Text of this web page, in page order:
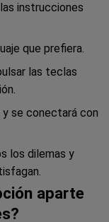
instrucciones
que prefiera.
las teclas
y se conectará con
los dilemas y
aparte